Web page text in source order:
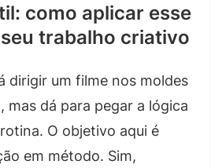
como aplicar esse
trabalho criativo
dirigir um filme nos moldes
mas dá para pegar a lógica
O objetivo aqui é
em método. Sim,